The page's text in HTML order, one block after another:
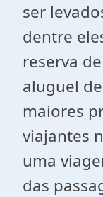
ser
dentre
reserva
aluguel
maiores
viajantes
uma
das